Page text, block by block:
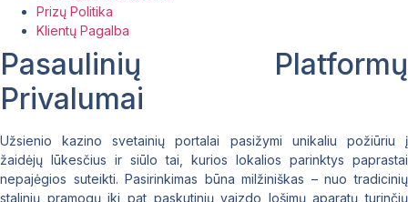
Prizų Politika
Klientų Pagalba
Pasaulinių Platformų
Privalumai
Užsienio kazino svetainių portalai pasižymi unikaliu požiūriu į
žaidėjų lūkesčius ir siūlo tai, kurios lokalios parinktys paprastai
nepajėgios suteikti. Pasirinkimas būna milžiniškas – nuo tradicinių
stalinių pramogų iki pat paskutinių vaizdo lošimų aparatų turinčių